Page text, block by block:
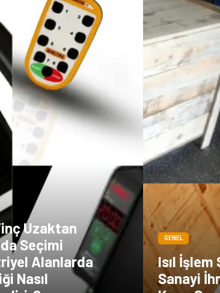
Uzaktan
Seçimi
Alanlarda
Nasıl
GENEL
Isıl İşlem
Sanayi